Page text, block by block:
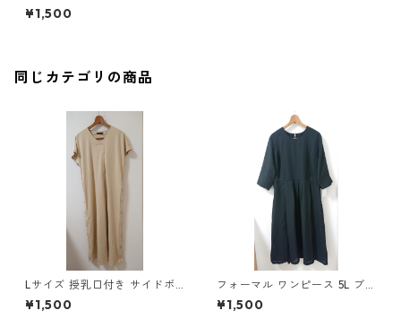
ワンピース水着 上下セッ
ト ブルー系 KAE-3575
¥1,500
同じカテゴリの商品
Lサイズ 授乳口付き サイドボ
タンデザイン ワンピース マタ
ニティ ベージュ ◆KIY-1303
¥1,500
フォーマル ワンピース 5L ブ
ラック ◆KIY-1300◆
¥1,500